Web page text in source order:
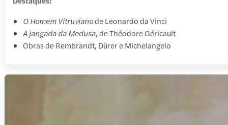
O Homem Vitruvianode Leonardo da Vinci
A jangada da Medusa, de Théodore Géricault
Obras de Rembrandt, Dürer e Michelangelo